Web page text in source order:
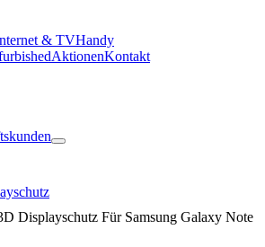
& TVHandy
AktionenKontakt
Displayschutz Für Samsung Galaxy Note